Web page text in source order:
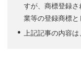
すが、商標登録
業等の登録商標と
上記記事の内容